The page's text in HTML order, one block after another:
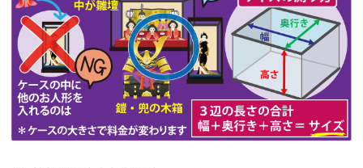
第54回人形供養祭令和4年8月1日(月)
第53回人形供養祭令和4年7月1日(金)
第52回人形供養祭令和4年5月17日(火)
第51回人形供養祭令和4年4月18日(月)
第50回人形供養祭令和4年3月15日(火)